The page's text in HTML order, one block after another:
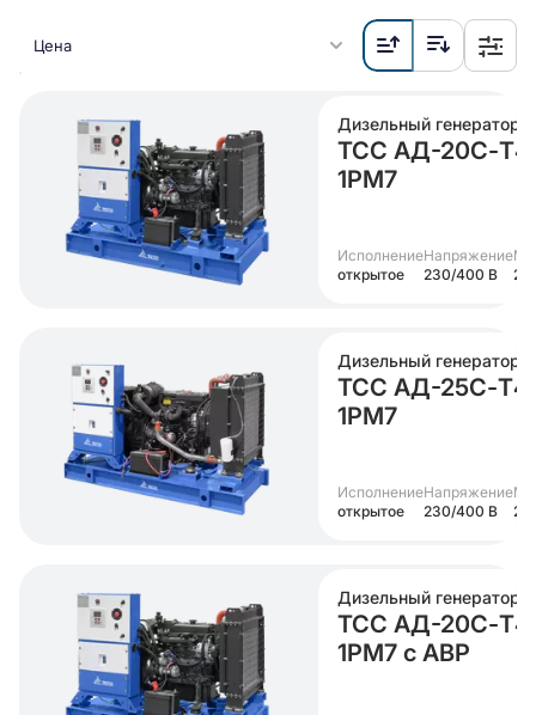
Цена
Дизельный генератор
ТСС АД-20С-
1РМ7
Исполнение
открытое
Напряжение
230/400 В
20
Дизельный генератор
ТСС АД-25С-
1РМ7
Исполнение
открытое
Напряжение
230/400 В
25
Дизельный генератор
ТСС АД-20С-
1РМ7 с АВР